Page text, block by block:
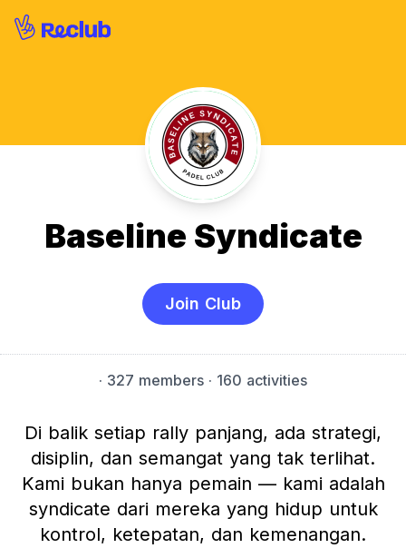
Baseline Syndicate
Join Club
· 327 members · 160 activities
Di balik setiap rally panjang, ada strategi,
disiplin, dan semangat yang tak terlihat.
Kami bukan hanya pemain — kami adalah
syndicate dari mereka yang hidup untuk
kontrol, ketepatan, dan kemenangan.